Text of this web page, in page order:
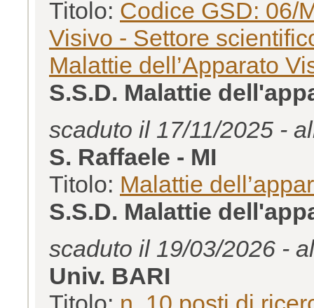
Titolo: Codice GSD: 06/
Visivo - Settore
Malattie dell’Apparato
S.S.D. Malattie
scaduto il 17/11/2025 -
S. Raffaele - MI
Titolo: Malattie
S.S.D. Malattie
scaduto il 19/03/2026 -
Univ. BARI